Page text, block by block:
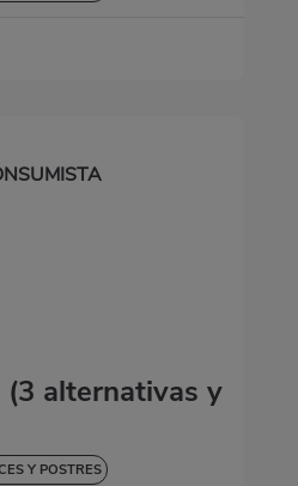
alternativas y
Y POSTRES